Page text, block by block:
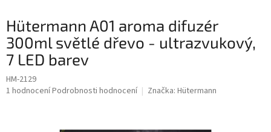
Hütermann A01 aroma difuzér
300ml světlé dřevo - ultrazvukový,
7 LED barev
HM-2129
Průměrné
1 hodnoceníPodrobnosti hodnocení Značka: Hütermann